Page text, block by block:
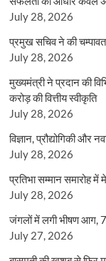
July 28, 2026
प्रमुख सचिव ने की चम्पावत
July 28, 2026
मुख्यमंत्री ने प्रदान की
करोड़ की वित्तीय स्वीकृति
July 28, 2026
विज्ञान, प्रौद्योगिकी और
July 28, 2026
प्रतिभा सम्मान समारोह में
July 28, 2026
जंगलों में लगी भीषण आग,
July 27, 2026